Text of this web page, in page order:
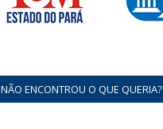
NÃO ENCONTROU O QUE QUERIA?